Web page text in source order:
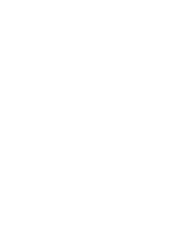
gerekli
dönüşüm,
üzerine